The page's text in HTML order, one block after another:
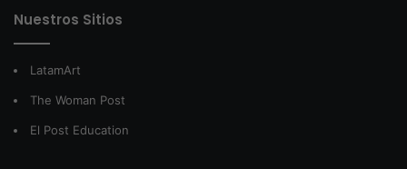
Nuestros Sitios
LatamArt
The Woman Post
El Post Education